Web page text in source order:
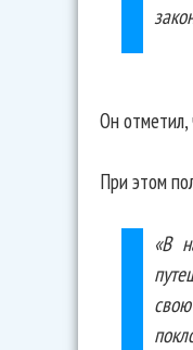
Он отметил,
При этом
«В